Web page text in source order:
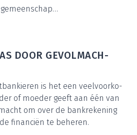
DOOR GEVOL­MACH­
is het een veel­voor­ko­
of moe­der geeft aan één van
om over de bank­re­ke­ning
finan­ci­ën te beheren.